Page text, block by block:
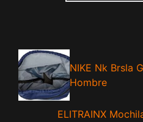
NIKE Nk Brsla
Hombre
ELITRAINX